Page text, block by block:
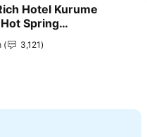
นรายการโปรด
Hotel Kurume
Spring
3,121